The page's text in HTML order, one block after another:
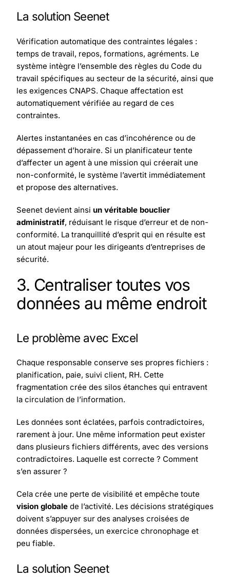
La solution Seenet
Vérification automatique des contraintes légales :
temps de travail, repos, formations, agréments. Le
système intègre l’ensemble des règles du Code du
travail spécifiques au secteur de la sécurité, ainsi que
les exigences CNAPS. Chaque affectation est
automatiquement vérifiée au regard de ces
contraintes.
Alertes instantanées en cas d’incohérence ou de
dépassement d’horaire. Si un planificateur tente
d’affecter un agent à une mission qui créerait une
non-conformité, le système l’avertit immédiatement
et propose des alternatives.
Seenet devient ainsi un véritable bouclier
administratif, réduisant le risque d’erreur et de non-
conformité. La tranquillité d’esprit qui en résulte est
un atout majeur pour les dirigeants d’entreprises de
sécurité.
3. Centraliser toutes vos
données au même endroit
Le problème avec Excel
Chaque responsable conserve ses propres fichiers :
planification, paie, suivi client, RH. Cette
fragmentation crée des silos étanches qui entravent
la circulation de l’information.
Les données sont éclatées, parfois contradictoires,
rarement à jour. Une même information peut exister
dans plusieurs fichiers différents, avec des versions
contradictoires. Laquelle est correcte ? Comment
s’en assurer ?
Cela crée une perte de visibilité et empêche toute
vision globalede l’activité. Les décisions stratégiques
doivent s’appuyer sur des analyses croisées de
données dispersées, un exercice chronophage et
peu fiable.
La solution Seenet